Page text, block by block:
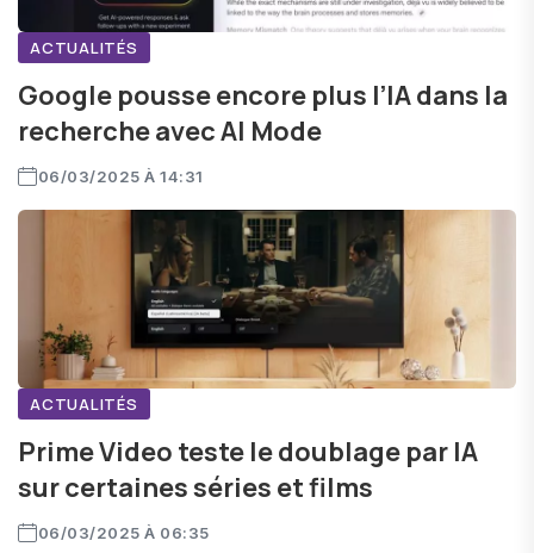
ACTUALITÉS
Google pousse encore plus l’IA dans la
recherche avec AI Mode
06/03/2025 À 14:31
ACTUALITÉS
Prime Video teste le doublage par IA
sur certaines séries et films
06/03/2025 À 06:35